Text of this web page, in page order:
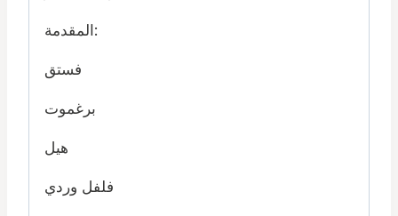
المقدمة:
فستق
برغموت
هيل
فلفل وردي